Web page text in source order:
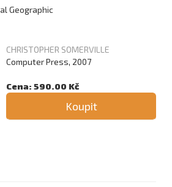
Geographic
CHRISTOPHER SOMERVILLE
Computer Press, 2007
Cena: 590.00 Kč
Koupit